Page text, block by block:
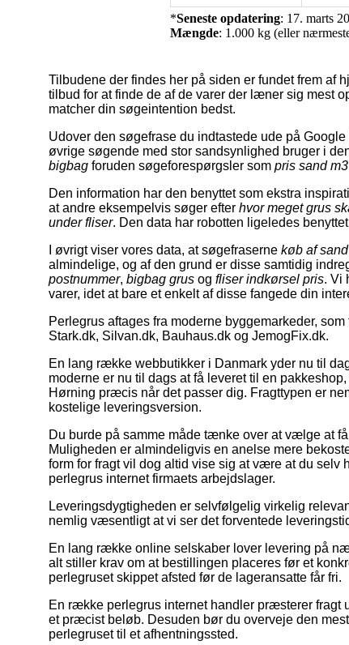
*Seneste opdatering: 17. marts
Mængde: 1.000 kg (eller
Tilbudene der findes her på siden er fundet frem af
tilbud for at finde de af de varer der læner sig mest
matcher din søgeintention bedst.
Udover den søgefrase du indtastede ude på
øvrige søgende med stor sandsynlighed bruger i
bigbag foruden søgeforespørgsler som pris sand m3
Den information har den benyttet som ekstra
at andre eksempelvis søger efter hvor meget grus
under fliser. Den data har robotten ligeledes
I øvrigt viser vores data, at søgefraserne køb af sand
almindelige, og af den grund er disse samtidig
postnummer, bigbag grus og fliser indkørsel pris. Vi
varer, idet at bare et enkelt af disse fangede din
Perlegrus aftages fra moderne byggemarkeder,
Stark.dk, Silvan.dk, Bauhaus.dk og JemogFix.dk.
En lang række webbutikker i Danmark yder nu til
moderne er nu til dags at få leveret til en
Hørning præcis når det passer dig. Fragttypen er
kostelige leveringsversion.
Du burde på samme måde tænke over at vælge at
Muligheden er almindeligvis en anelse mere
form for fragt vil dog altid vise sig at være at du selv
perlegrus internet firmaets arbejdslager.
Leveringsdygtigheden er selvfølgelig virkelig
nemlig væsentligt at vi ser det forventede
En lang række online selskaber lover levering på
alt stiller krav om at bestillingen placeres før et
perlegruset skippet afsted før de lageransatte får fri.
En række perlegrus internet handler præsterer fragt
et præcist beløb. Desuden bør du overveje den
perlegruset til et afhentningssted.